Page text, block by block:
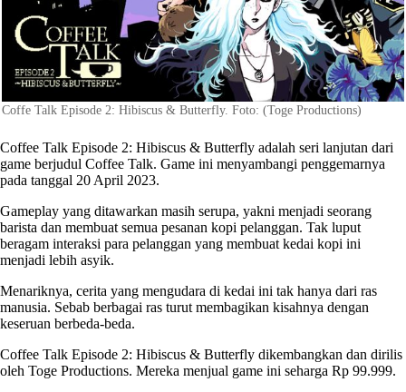
Coffe Talk Episode 2: Hibiscus & Butterfly. Foto: (Toge Productions)
Coffee Talk Episode 2: Hibiscus & Butterfly adalah seri lanjutan dari
game berjudul Coffee Talk. Game ini menyambangi penggemarnya
pada tanggal 20 April 2023.
Gameplay yang ditawarkan masih serupa, yakni menjadi seorang
barista dan membuat semua pesanan kopi pelanggan. Tak luput
beragam interaksi para pelanggan yang membuat kedai kopi ini
menjadi lebih asyik.
Menariknya, cerita yang mengudara di kedai ini tak hanya dari ras
manusia. Sebab berbagai ras turut membagikan kisahnya dengan
keseruan berbeda-beda.
Coffee Talk Episode 2: Hibiscus & Butterfly dikembangkan dan dirilis
oleh Toge Productions. Mereka menjual game ini seharga Rp 99.999.